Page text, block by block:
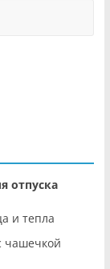
отпуска
и тепла
чашечкой